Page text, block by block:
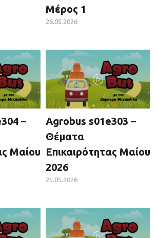
Μέρος 1
26.05.2026
–
Μαίου
Agrobus s01e303 –
Θέματα
Επικαιρότητας Μαίου
2026
25.05.2026